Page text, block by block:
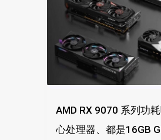
AMD RX 9070 系列功
心处理器、都是16GB